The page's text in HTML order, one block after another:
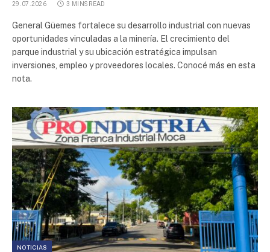
Parque Industrial Chivilcoy
Parque Industrial Villa El Salvador
Polo Industrial Camacari
Polígono Industrial Miller
Parque Industrial
Depósito Fiscal y Aduanero del Neuquén S.A.
29.07.2026 3 MINS READ
General Güemes fortalece su desarrollo industrial con nuevas
oportunidades vinculadas a la minería. El crecimiento del
parque industrial y su ubicación estratégica impulsan
inversiones, empleo y proveedores locales. Conocé más en esta
nota.
NOTICIAS